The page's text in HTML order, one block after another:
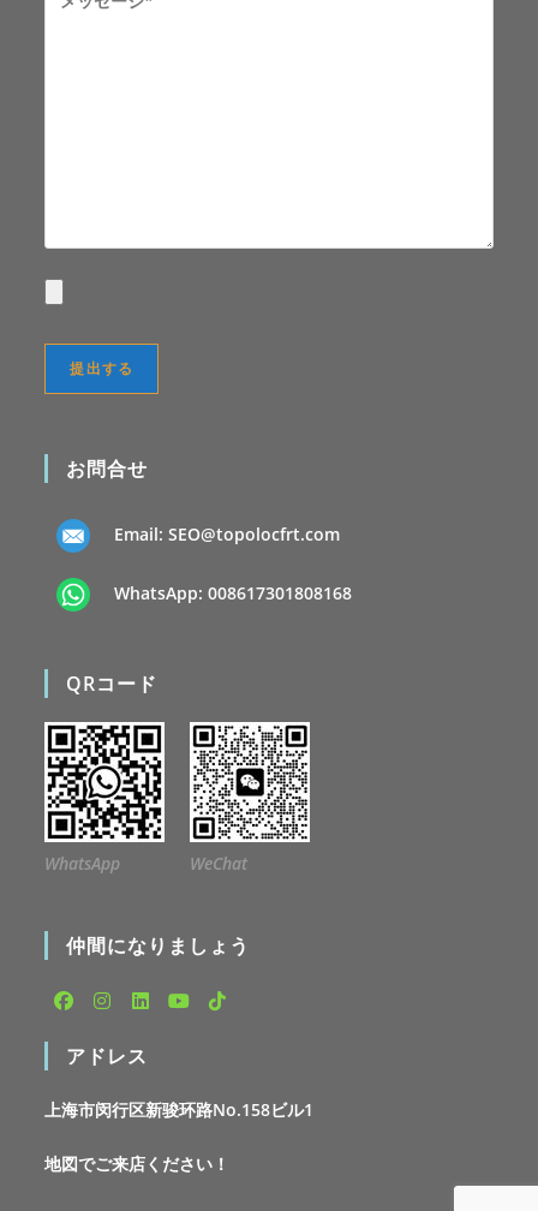
お問合せ
Email:SEO@topolocfrt.com
WhatsApp:008617301808168
QRコード
WhatsApp WeChat
仲間になりましょう
new
tab
in
new
in
new
tab
new
tab
new
アドレス
上海市闵行区新骏环路No.158ビル1
地図でご来店ください！